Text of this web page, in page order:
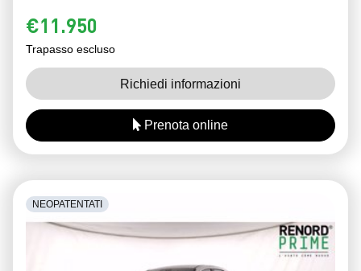
€11.950
Trapasso escluso
Richiedi informazioni
Prenota online
NEOPATENTATI